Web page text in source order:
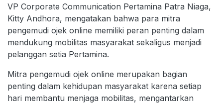
VP Corporate Communication Pertamina Patra Niaga,
Kitty Andhora, mengatakan bahwa para mitra
pengemudi ojek online memiliki peran penting dalam
mendukung mobilitas masyarakat sekaligus menjadi
pelanggan setia Pertamina.
Mitra pengemudi ojek online merupakan bagian
penting dalam kehidupan masyarakat karena setiap
hari membantu menjaga mobilitas, mengantarkan